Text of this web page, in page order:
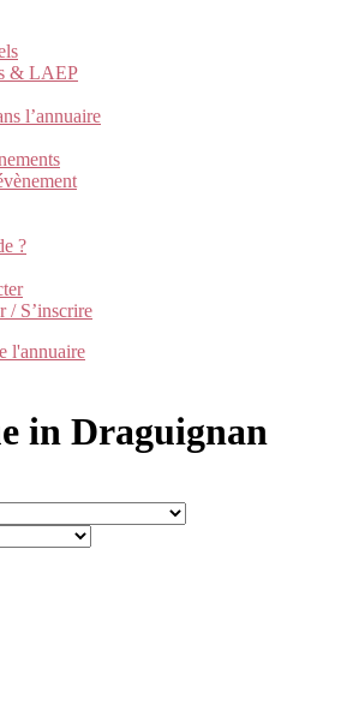
& LAEP
l’annuaire
?
/ S’inscrire
l'annuaire
in Draguignan